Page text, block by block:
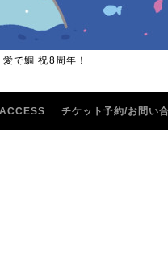
で鯛 祝8周年！
ACCESS チケット予約/お問い